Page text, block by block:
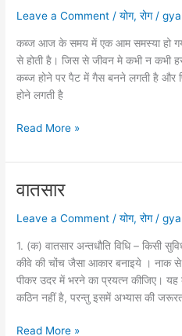
|
Napunsakta
Hindi
Leave a Comment /योग,रोग/
कब्ज आज के समय में एक आम समस्या हो
से होती है। जिस से जीवन मे कभी न कभी हर
कब्ज होने पर पैट में गैस बनने लगती है और
होने लगती है
कब्ज
करने
लिए
योगासन
Kabj
Dur
Karne
ke
Read More »
वातसार
Leave a Comment /योग,रोग/
1. (क) वातसार अन्तधौति विधि –
कीवे की चोंच जैसा आकार बनाइये । नाक से
पीकर उदर में भरने का प्रयत्न कीजिए। यह
कठिन नहीं है, परन्तु इसमें अभ्यास की
वातसार
Read More »